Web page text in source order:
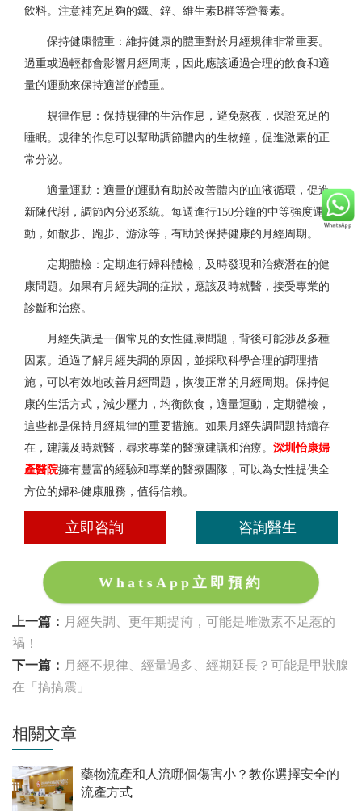
飲料。注意補充足夠的鐵、鋅、維生素B群等營養素。
保持健康體重： 維持健康的體重對於月經規律非常重要。
過重或過輕都會影響月經周期，因此應該通過合理的飲食和適
量的運動來保持適當的體重。
規律作息： 保持規律的生活作息，避免熬夜，保證充足的
睡眠。規律的作息可以幫助調節體內的生物鐘，促進激素的正
常分泌。
適量運動： 適量的運動有助於改善體內的血液循環，促進
新陳代謝，調節內分泌系統。每週進行150分鐘的中等強度運
動，如散步、跑步、游泳等，有助於保持健康的月經周期。
定期體檢： 定期進行婦科體檢，及時發現和治療潛在的健
康問題。如果有月經失調的症狀，應該及時就醫，接受專業的
診斷和治療。
月經失調是一個常見的女性健康問題，背後可能涉及多種
因素。通過了解月經失調的原因，並採取科學合理的調理措
施，可以有效地改善月經問題，恢復正常的月經周期。保持健
康的生活方式，減少壓力，均衡飲食，適量運動，定期體檢，
這些都是保持月經規律的重要措施。如果月經失調問題持續存
在，建議及時就醫，尋求專業的醫療建議和治療。 深圳怡康婦
產醫院擁有豐富的經驗和專業的醫療團隊，可以為女性提供全
方位的婦科健康服務，值得信賴。
立即咨詢 咨詢醫生
WhatsApp立即預約
上一篇： 月經失調、更年期提前，可能是雌激素不足惹的
禍！
下一篇： 月經不規律、經量過多、經期延長？可能是甲狀腺
在「搞搞震」
相關文章
藥物流產和人流哪個傷害小？教你選擇安全的
流產方式